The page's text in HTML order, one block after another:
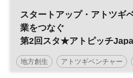
スタートアップ・アトツギ
業をつなぐ
第2回スタ★アトピッチ
ック
地方創生 アトツギベンチャー